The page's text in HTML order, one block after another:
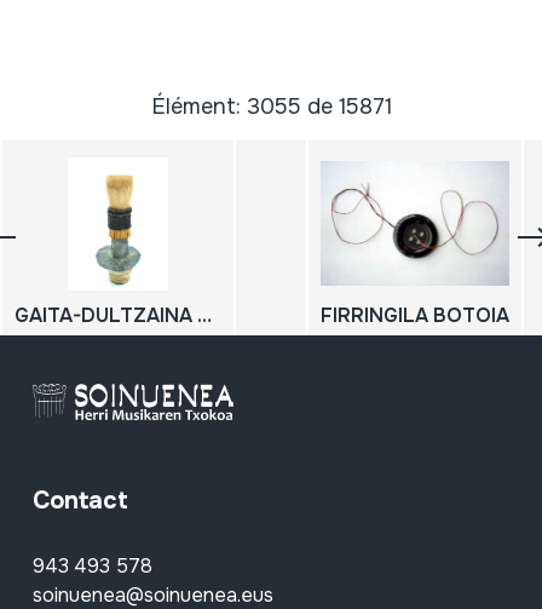
Élément: 3055 de 15871
GAITA-DULTZAINA PITA FIRRINGILA BOTOIA
Contact
943 493 578
soinuenea@soinuenea.eus